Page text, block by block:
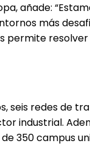
añade:
más
permite
seis redes de
industrial.
350 campus